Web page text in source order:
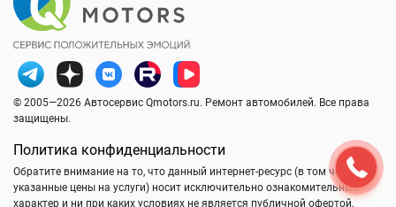
© 2005—2026 Автосервис Qmotors.ru. Ремонт автомобилей. Все права
защищены.
Политика конфиденциальности
Обратите внимание на то, что данный интернет-ресурс (в том числе
указанные цены на услуги) носит исключительно ознакомительный
характер и ни при каких условиях не является публичной офертой,